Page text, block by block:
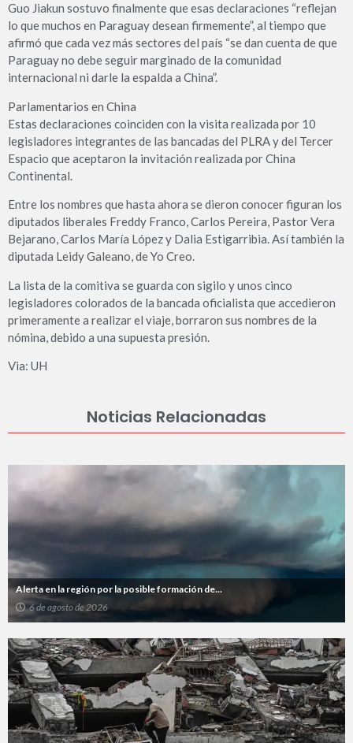
Guo Jiakun sostuvo finalmente que esas declaraciones “reflejan
lo que muchos en Paraguay desean firmemente”, al tiempo que
afirmó que cada vez más sectores del país “se dan cuenta de que
Paraguay no debe seguir marginado de la comunidad
internacional ni darle la espalda a China”.
Parlamentarios en China
Estas declaraciones coinciden con la visita realizada por 10
legisladores integrantes de las bancadas del PLRA y del Tercer
Espacio que aceptaron la invitación realizada por China
Continental.
Entre los nombres que hasta ahora se dieron conocer figuran los
diputados liberales Freddy Franco, Carlos Pereira, Pastor Vera
Bejarano, Carlos María López y Dalia Estigarribia. Así también la
diputada Leidy Galeano, de Yo Creo.
La lista de la comitiva se guarda con sigilo y unos cinco
legisladores colorados de la bancada oficialista que accedieron
primeramente a realizar el viaje, borraron sus nombres de la
nómina, debido a una supuesta presión.
Via: UH
Noticias Relacionadas
Alerta en la región por la posible formación de...
6 de agosto de 2026